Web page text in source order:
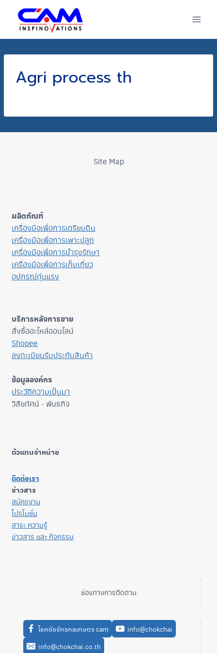
content
Agri process th
Site Map
ผลิตภัณฑ์
เครื่องมือเพื่อการเตรียมดิน
เครื่องมือเพื่อการเพาะปลูก
เครื่องมือเพื่อการบำรุงรักษา
เครื่องมือเพื่อการเก็บเกี่ยว
อุปกรณ์ทุ่นแรง
บริการหลังการขาย
สั่งซื้ออะไหล่ออนไลน์
Shopee
ลงทะเบียนรับประกันสินค้า
ข้อมูลองค์กร
ประวัติความเป็นมา
วิสัยทัศน์ - พันธกิจ
ตัวแทนจำหน่าย
ติดต่อเรา
ข่าวสาร
สมัครงาน
โปรโมชั่น
สาระ ความรู้
ข่าวสาร และ กิจกรรม
ช่องทางการติดตาม
โชคชัยจักรกลเกษตร cam
info@chokchai
info@chokchai.co.th